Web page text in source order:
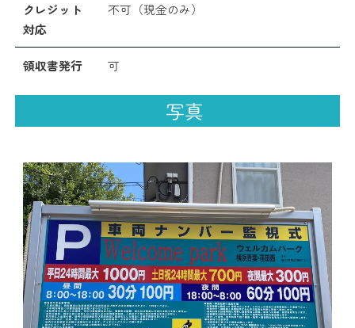
クレジット
対応
不可（現金のみ）
領収書発行 可
写真